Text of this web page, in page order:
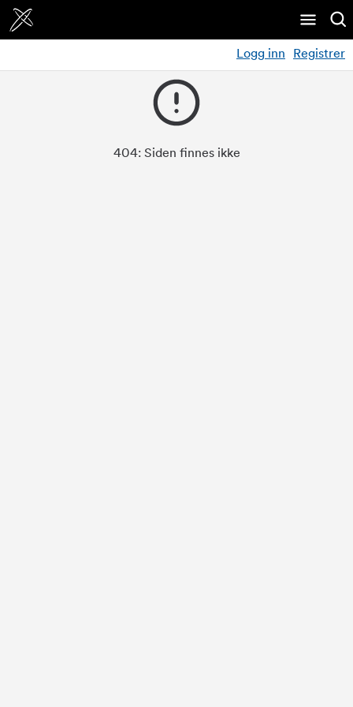
Logg inn Registrer
404: Siden finnes ikke